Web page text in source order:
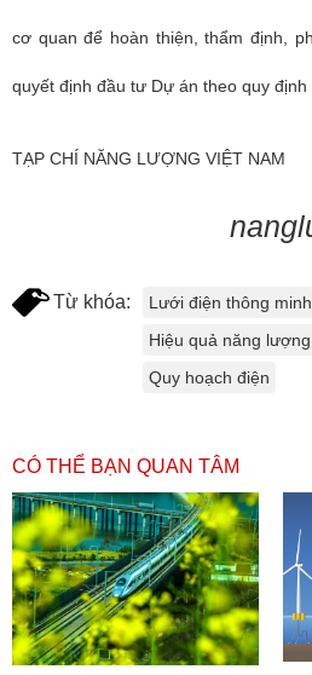
cơ quan để hoàn thiện, thẩm định,
quyết định đầu tư Dự án theo quy định
TẠP CHÍ NĂNG LƯỢNG VIỆT NAM
Từ khóa: Lưới điện thông minh
Hiệu quả năng lượng
Quy hoạch điện
CÓ THỂ BẠN QUAN TÂM